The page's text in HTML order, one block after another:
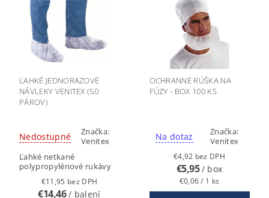
ĽAHKÉ JEDNORAZOVÉ
NÁVLEKY VENITEX (50
PÁROV)
Nedostupné
Značka:
Venitex
Ľahké netkané
polypropylénové rukávy
€11,95 bez DPH
€14,46/ balení
OCHRANNÉ RÚŠKA NA
FÚZY - BOX 100 KS
Na dotaz
Značka:
Venitex
€4,92 bez DPH
€5,95/ box
€0,06 / 1 ks